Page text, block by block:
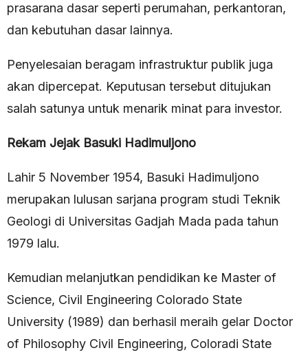
prasarana dasar seperti perumahan, perkantoran,
dan kebutuhan dasar lainnya.
Penyelesaian beragam infrastruktur publik juga
akan dipercepat. Keputusan tersebut ditujukan
salah satunya untuk menarik minat para investor.
Rekam Jejak Basuki Hadimuljono
Lahir 5 November 1954, Basuki Hadimuljono
merupakan lulusan sarjana program studi Teknik
Geologi di Universitas Gadjah Mada pada tahun
1979 lalu.
Kemudian melanjutkan pendidikan ke Master of
Science, Civil Engineering Colorado State
University (1989) dan berhasil meraih gelar Doctor
of Philosophy Civil Engineering, Coloradi State